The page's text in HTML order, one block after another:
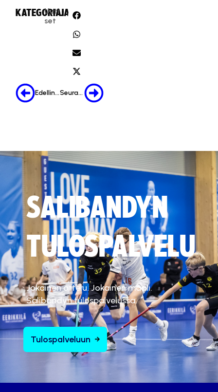
KATEGORIA:
Uuti
set
JAA:
Edellinen Seuraava
SALIBANDYN
TULOSPALVELU
Jokainen ottelu. Jokainen maali.
Salibandyn tulospalvelussa.
Tulospalveluun